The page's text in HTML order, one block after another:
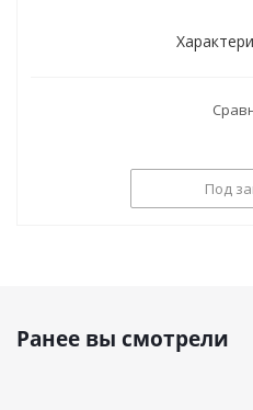
Под
Ранее вы смотрели